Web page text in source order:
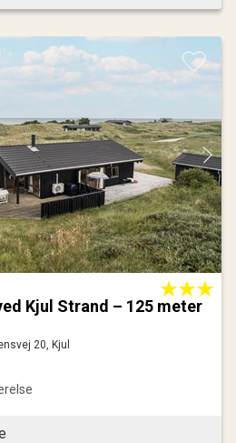
Kjul Strand – 125 meter
20, Kjul